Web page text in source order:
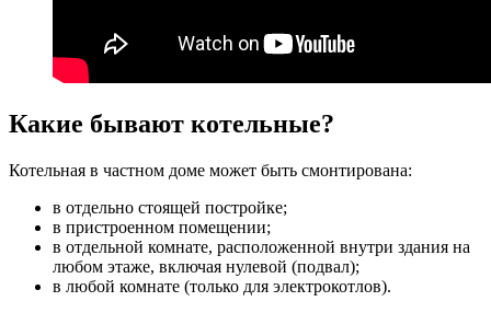
Какие бывают котельные?
Котельная в частном доме может быть смонтирована:
в отдельно стоящей постройке;
в пристроенном помещении;
в отдельной комнате, расположенной внутри здания на
любом этаже, включая нулевой (подвал);
в любой комнате (только для электрокотлов).